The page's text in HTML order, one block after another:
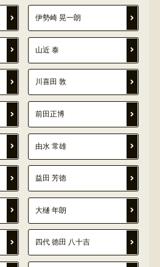
伊勢崎 晃一朗
山近 泰
川喜田 敦
前田正博
由水 常雄
益田 芳徳
大樋 年朗
四代 徳田 八十吉